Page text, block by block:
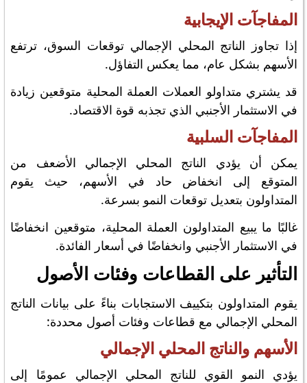
المفاجآت الإيجابية
إذا تجاوز الناتج المحلي الإجمالي توقعات السوق، ترتفع
الأسهم بشكل عام، مما يعكس التفاؤل.
قد يشتري متداولو العملات العملة المحلية متوقعين زيادة
في الاستثمار الأجنبي الذي تجذبه قوة الاقتصاد.
المفاجآت السلبية
يمكن أن يؤدي الناتج المحلي الإجمالي الأضعف من
المتوقع إلى انخفاض حاد في الأسهم، حيث يقوم
المتداولون بتعديل توقعات النمو بسرعة.
غالبًا ما يبيع المتداولون العملة المحلية، متوقعين انخفاضًا
في الاستثمار الأجنبي وانخفاضًا في أسعار الفائدة.
التأثير على القطاعات وفئات الأصول
يقوم المتداولون بتكييف الاستجابات بناءً على بيانات الناتج
المحلي الإجمالي مع قطاعات وفئات أصول محددة:
الأسهم والناتج المحلي الإجمالي
يؤدي النمو القوي للناتج المحلي الإجمالي عمومًا إلى